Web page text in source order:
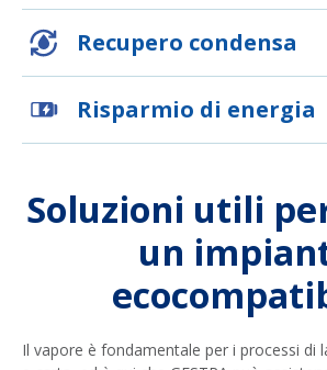
Recupero condensa
Risparmio di energia
Soluzioni utili
un
Il vapore è fondamentale per i processi di